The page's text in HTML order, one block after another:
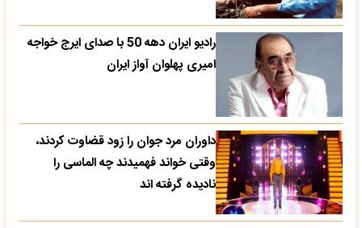
رادیو ایران دهه 50 با صدای ایرج خواجه
امیری پهلوان آواز ایران
داوران مرد جوان را زود قضاوت کردند،
وقتی خواند فهمیدند چه الماسی را
نادیده گرفته اند